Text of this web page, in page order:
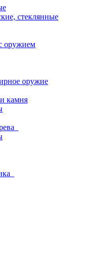
стеклянные
оружием
оружие
камня